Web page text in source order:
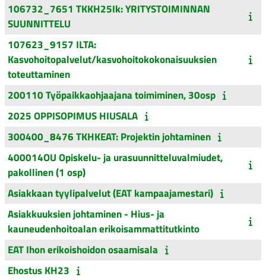
106732_7651 TKKH25Ik: YRITYSTOIMINNAN
SUUNNITTELU
107623_9157 ILTA:
Kasvohoitopalvelut/kasvohoitokokonaisuuksien
toteuttaminen
200110 Työpaikkaohjaajana toimiminen, 30osp
2025 OPPISOPIMUS HIUSALA
300400_8476 TKHKEAT: Projektin johtaminen
400014OU Opiskelu- ja urasuunnitteluvalmiudet,
pakollinen (1 osp)
Asiakkaan tyylipalvelut (EAT kampaajamestari)
Asiakkuuksien johtaminen - Hius- ja
kauneudenhoitoalan erikoisammattitutkinto
EAT Ihon erikoishoidon osaamisala
Ehostus KH23